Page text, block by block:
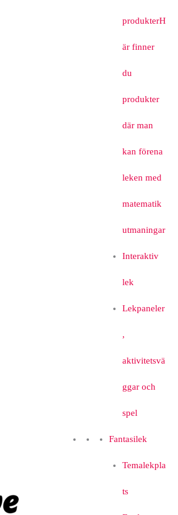
produkterH
är finner
du
produkter
där man
kan förena
leken med
matematik
utmaningar
Interaktiv
lek
Lekpaneler
,
aktivitetsvä
ggar och
spel
Fantasilek
Temalekpla
ts